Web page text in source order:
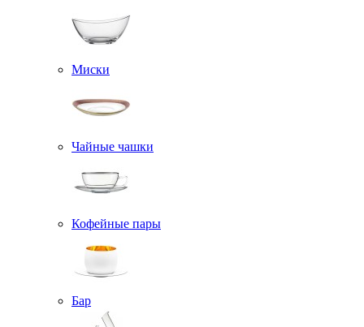
Миски
Чайные чашки
Кофейные пары
Бар